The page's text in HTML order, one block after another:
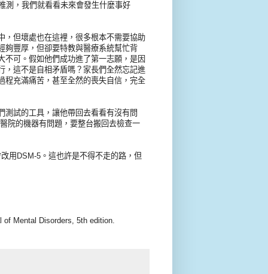
測，我們就看看未來會發生什麼事好
，但壞處也在這裡，很多根本不需要協助
夠豐厚，但卻要特教與醫療系統幫忙背
可。假如他們成功進了第一志願，是因
，這不是自相矛盾嗎？家長們全然忘記進
程充滿痛苦，甚至全然的喪失自信，完全
測試的工具，讓他帶回去看看有沒有問
院的機器有問題，要整台搬回去檢查一
用DSM-5。這也許是不得不走的路，但
Mental Disorders, 5th edition.